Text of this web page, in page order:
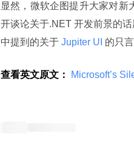
显然，微软企图提升大家对新
开谈论关于.NET 开发前景的
中提到的关于 Jupiter UI 的只
查看英文原文： Microsoft’s